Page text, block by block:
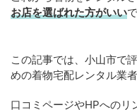
お店を選ばれた方がいい
この記事では、小山市で
めの着物宅配レンタル業
口コミページやHPへのリ